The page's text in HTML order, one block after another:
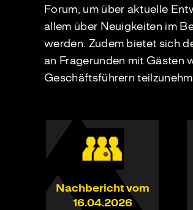
Forum, um über aktuelle
allem über Neuigkeiten im
werden. Zudem bietet sich
an Fragerunden mit Gästen
Geschäftsführern
Nachbericht vom
16.04.2026